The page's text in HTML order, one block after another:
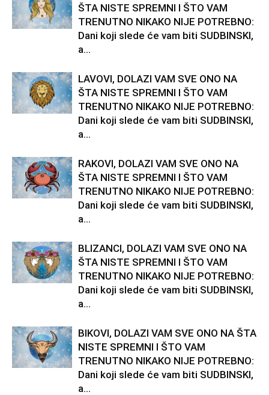
ŠTA NISTE SPREMNI I ŠTO VAM
TRENUTNO NIKAKO NIJE POTREBNO:
Dani koji slede će vam biti SUDBINSKI,
a...
LAVOVI, DOLAZI VAM SVE ONO NA
ŠTA NISTE SPREMNI I ŠTO VAM
TRENUTNO NIKAKO NIJE POTREBNO:
Dani koji slede će vam biti SUDBINSKI,
a...
RAKOVI, DOLAZI VAM SVE ONO NA
ŠTA NISTE SPREMNI I ŠTO VAM
TRENUTNO NIKAKO NIJE POTREBNO:
Dani koji slede će vam biti SUDBINSKI,
a...
BLIZANCI, DOLAZI VAM SVE ONO NA
ŠTA NISTE SPREMNI I ŠTO VAM
TRENUTNO NIKAKO NIJE POTREBNO:
Dani koji slede će vam biti SUDBINSKI,
a...
BIKOVI, DOLAZI VAM SVE ONO NA ŠTA
NISTE SPREMNI I ŠTO VAM
TRENUTNO NIKAKO NIJE POTREBNO:
Dani koji slede će vam biti SUDBINSKI,
a...